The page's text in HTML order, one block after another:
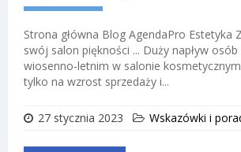
Strona główna Blog AgendaPro Estetyka
swój salon piękności ... Duży napływ
wiosenno-letnim w salonie kosmetycznym
tylko na wzrost sprzedaży i...
27 stycznia 2023 Wskazówki i